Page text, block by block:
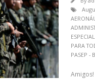
PARA
PASEP -